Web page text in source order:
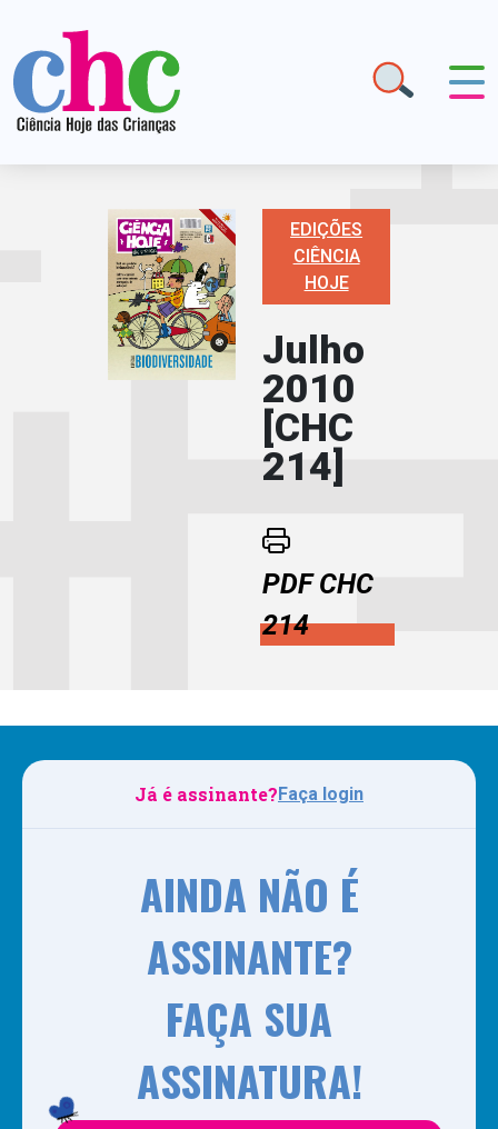
EDIÇÕES
CIÊNCIA
HOJE
Julho
2010
[CHC
214]
PDF CHC
214
Já é assinante?Faça login
AINDA NÃO É
ASSINANTE?
FAÇA SUA
ASSINATURA!